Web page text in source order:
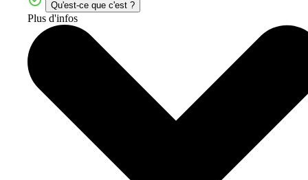
Qu'est-ce que c'est ?
Plus d'infos